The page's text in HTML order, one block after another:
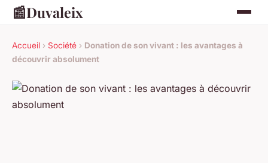
📰Duvaleix
Accueil › Société › Donation de son vivant : les avantages à
découvrir absolument